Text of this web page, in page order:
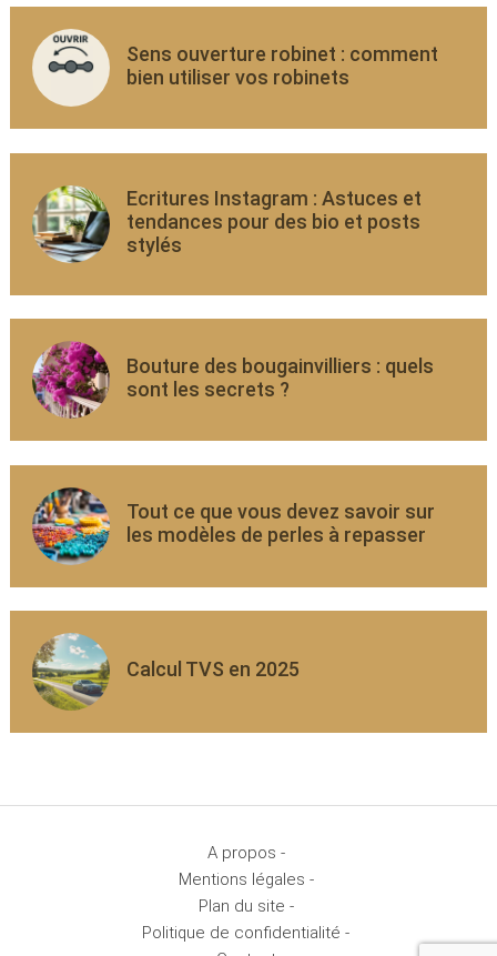
Sens ouverture robinet : comment
bien utiliser vos robinets
Ecritures Instagram : Astuces et
tendances pour des bio et posts
stylés
Bouture des bougainvilliers : quels
sont les secrets ?
Tout ce que vous devez savoir sur
les modèles de perles à repasser
Calcul TVS en 2025
A propos -
Mentions légales -
Plan du site -
Politique de confidentialité -